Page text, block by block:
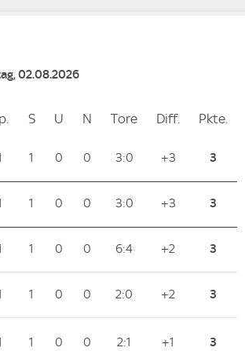
02.08.2026
Spiele
SSiege
U Unentschieden
N Niederlagen
Tore ToreDiff. Differenz
Pkte.
1 0 0 3:0 +3 3
1 0 0 3:0 +3 3
1 0 0 6:4 +2 3
1 0 0 2:0 +2 3
1 0 0 2:1 +1 3